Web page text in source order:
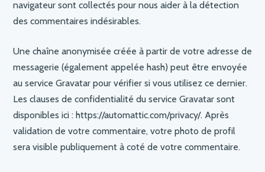
navigateur sont collectés pour nous aider à la détection
des commentaires indésirables.
Une chaîne anonymisée créée à partir de votre adresse de
messagerie (également appelée hash) peut être envoyée
au service Gravatar pour vérifier si vous utilisez ce dernier.
Les clauses de confidentialité du service Gravatar sont
disponibles ici : https://automattic.com/privacy/. Après
validation de votre commentaire, votre photo de profil
sera visible publiquement à coté de votre commentaire.